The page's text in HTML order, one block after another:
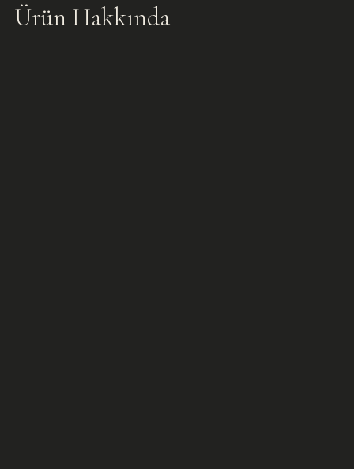
Ürün Hakkında